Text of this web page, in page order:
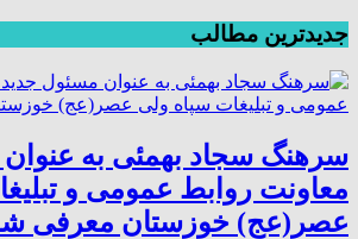
جدیدترین مطالب
سرهنگ سجاد بهمئی به
معاونت روابط عمومی و
عصر(عج) خوزستان معرفی